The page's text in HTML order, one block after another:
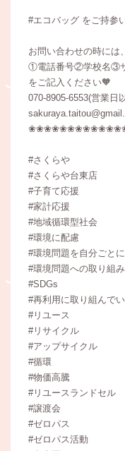
#エコバッグ をご持参
お問い合わせの時には、
①電話番号②学校名③
をご記入ください🧡
070-8905-6553(営業日
#さくらや
#さくらや台東店
#子育て応援
#家計応援
#地域循環型社会
#環境に配慮
#環境問題を自分ごとに
#環境問題への取り組み
#SDGs
#再利用に取り組んで
#リユース
#リサイクル
#アップサイクル
#循環
#物価高騰
#リユースランドセル
#譲渡会
#ゼロパス
#ゼロパス活動